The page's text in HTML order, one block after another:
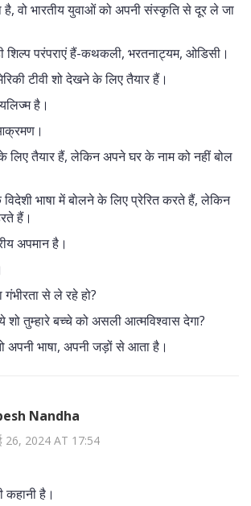
है, वो भारतीय युवाओं को अपनी संस्कृति से दूर ले जा
शिल्प परंपराएं हैं-कथकली, भरतनाट्यम, ओडिसी।
टीवी शो देखने के लिए तैयार हैं।
है।
लिए तैयार हैं, लेकिन अपने घर के नाम को नहीं बोल
भाषा में बोलने के लिए प्रेरित करते हैं, लेकिन
हैं।
अपमान है।
से ले रहे हो?
शो तुम्हारे बच्चे को असली आत्मविश्वास देगा?
अपनी भाषा, अपनी जड़ों से आता है।
Nandha
26, 2024 AT 17:54
कहानी है।